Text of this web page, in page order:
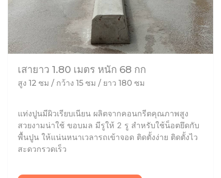
เสายาว 1.80 เมตร หนัก 68 กก
สูง 12 ซม / กว้าง 15 ซม / ยาว 180 ซม
แท่งปูนมีผิวเรียบเนียน ผลิตจากคอนกรีตคุณภาพสูง
สวยงามน่าใช้ ขอบมล มีรูให้ 2 รู สำหรับใช้น็อตยึดกับ
พื้นปูน ให้แน่นหนาเวลารถเข้าจอด ติดตั้งง่าย ติดตั้งไว
สะดวกรวดเร็ว